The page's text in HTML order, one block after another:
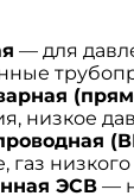
— для
низкое
газ
ЭСВ —